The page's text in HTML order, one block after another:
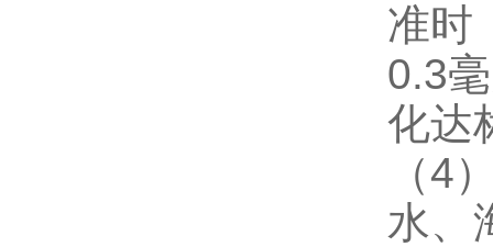
准时
0.3
化达
（4
水、